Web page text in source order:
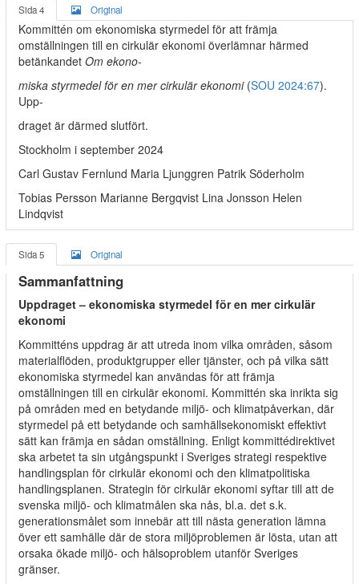
Sida 4 Original
Kommittén om ekonomiska styrmedel för att främja
omställningen till en cirkulär ekonomi överlämnar härmed
betänkandet Om ekono-
miska styrmedel för en mer cirkulär ekonomi(SOU 2024:67).
Upp-
draget är därmed slutfört.
Stockholm i september 2024
Carl Gustav Fernlund Maria Ljunggren Patrik Söderholm
Tobias Persson Marianne Bergqvist Lina Jonsson Helen
Lindqvist
Sida 5 Original
Sammanfattning
Uppdraget – ekonomiska styrmedel för en mer cirkulär
ekonomi
Kommitténs uppdrag är att utreda inom vilka områden, såsom
materialflöden, produktgrupper eller tjänster, och på vilka sätt
ekonomiska styrmedel kan användas för att främja
omställningen till en cirkulär ekonomi. Kommittén ska inrikta sig
på områden med en betydande miljö- och klimatpåverkan, där
styrmedel på ett betydande och samhällsekonomiskt effektivt
sätt kan främja en sådan omställning. Enligt kommittédirektivet
ska arbetet ta sin utgångspunkt i Sveriges strategi respektive
handlingsplan för cirkulär ekonomi och den klimatpolitiska
handlingsplanen. Strategin för cirkulär ekonomi syftar till att de
svenska miljö- och klimatmålen ska nås, bl.a. det s.k.
generationsmålet som innebär att till nästa generation lämna
över ett samhälle där de stora miljöproblemen är lösta, utan att
orsaka ökade miljö- och hälsoproblem utanför Sveriges
gränser.